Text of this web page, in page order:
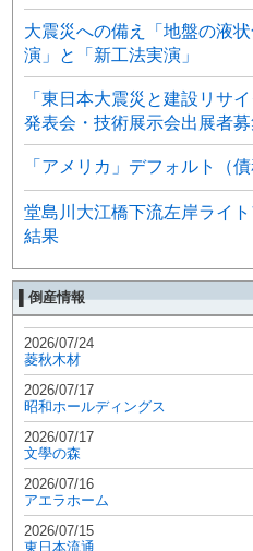
大震災への備え「地盤の液
演」と「新工法実演」
「東日本大震災と建設リサ
発表会・技術展示会出展者
「アメリカ」デフォルト（
堂島川大江橋下流左岸ライ
結果
▌倒産情報
2026/07/24
菱秋木材
2026/07/17
昭和ホールディングス
2026/07/17
文學の森
2026/07/16
アエラホーム
2026/07/15
東日本流通